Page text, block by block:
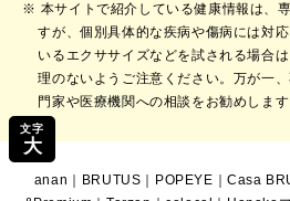
文字
大
本サイトで紹介している健康情報は、
すが、個別具体的な疾病や傷病には対
いるエクササイズなどを試される場合
理のないようご注意ください。万が一
門家や医療機関への相談をお勧めします
anan BRUTUS POPEYE ｜Casa